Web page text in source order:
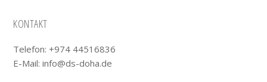
KONTAKT
Telefon: +974 44516836
E-Mail:info@ds-doha.de